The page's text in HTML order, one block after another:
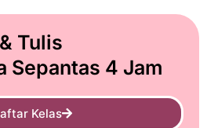
Tulis
Sepantas 4 Jam
Kelas